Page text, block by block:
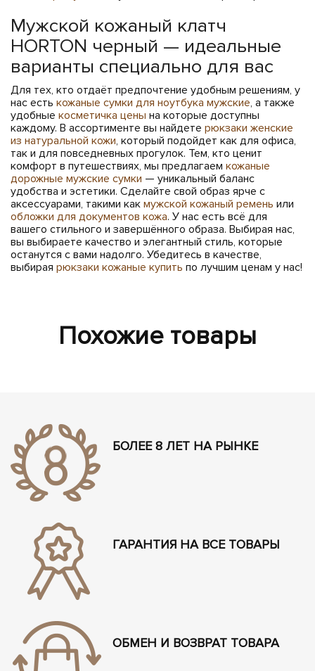
Мужской кожаный клатч
HORTON черный — идеальные
варианты специально для вас
Для тех, кто отдаёт предпочтение удобным решениям, у
нас есть кожаные сумки для ноутбука мужские, а также
удобные косметичка цены на которые доступны
каждому. В ассортименте вы найдете рюкзаки женские
из натуральной кожи, который подойдет как для офиса,
так и для повседневных прогулок. Тем, кто ценит
комфорт в путешествиях, мы предлагаем кожаные
дорожные мужские сумки — уникальный баланс
удобства и эстетики. Сделайте свой образ ярче с
аксессуарами, такими как мужской кожаный ремень или
обложки для документов кожа. У нас есть всё для
вашего стильного и завершённого образа. Выбирая нас,
вы выбираете качество и элегантный стиль, которые
останутся с вами надолго. Убедитесь в качестве,
выбирая рюкзаки кожаные купить по лучшим ценам у нас!
Похожие товары
БОЛЕЕ 8 ЛЕТ НА РЫНКЕ
ГАРАНТИЯ НА ВСЕ ТОВАРЫ
ОБМЕН И ВОЗВРАТ ТОВАРА